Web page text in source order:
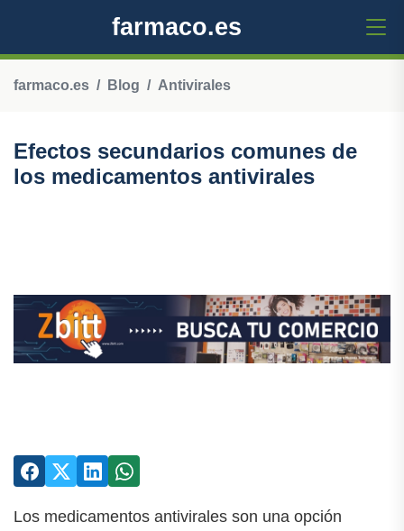
farmaco.es
farmaco.es Blog Antivirales
Efectos secundarios comunes de
los medicamentos antivirales
Los medicamentos antivirales son una opción